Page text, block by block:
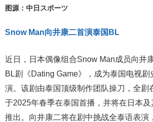
图源：中日スポーツ
Snow Man向井康二首演泰国BL
近日，日本偶像组合Snow Man成员向井
BL剧《Dating Game》，成为泰国电视剧
演。该剧由泰国顶级制作团队操刀，全剧
于2025年春季在泰国首播，并将在日本
推出。向井康二将在剧中挑战全泰语表演